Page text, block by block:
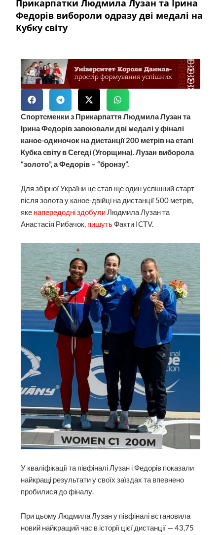
Прикарпатки Людмила Лузан та Ірина
Федорів вибороли одразу дві медалі на
Кубку світу
Спортсменки з Прикарпаття Людмила Лузан та
Ірина Федорів завоювали дві медалі у фіналі
каное-одиночок на дистанції 200 метрів на етапі
Кубка світу в Сегеді (Угорщина). Лузан виборола
“золото”, а Федорів – “бронзу”.
Для збірної України це став ще один успішний старт
після золота у каное-двійці на дистанції 500 метрів,
яке напередодні здобулиЛюдмила Лузан та
Анастасія Рибачок, пишуть Факти ICTV.
У кваліфікації та півфіналі Лузан і Федорів показали
найкращі результати у своїх заїздах та впевнено
пробилися до фіналу.
При цьому Людмила Лузан у півфіналі встановила
новий найкращий час в історії цієї дистанції — 43,75